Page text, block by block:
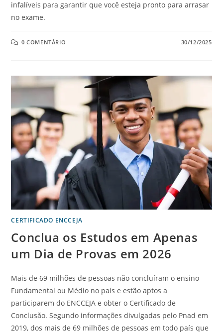
infalíveis para garantir que você esteja pronto para arrasar
no exame.
0 COMENTÁRIO 30/12/2025
CERTIFICADO ENCCEJA
Conclua os Estudos em Apenas
um Dia de Provas em 2026
Mais de 69 milhões de pessoas não concluíram o ensino
Fundamental ou Médio no país e estão aptos a
participarem do ENCCEJA e obter o Certificado de
Conclusão. Segundo informações divulgadas pelo Pnad em
2019, dos mais de 69 milhões de pessoas em todo país que